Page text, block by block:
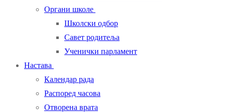
Органи школе
Школски одбор
Савет родитеља
Ученички парламент
Настава
Календар рада
Распоред часова
Отворена врата